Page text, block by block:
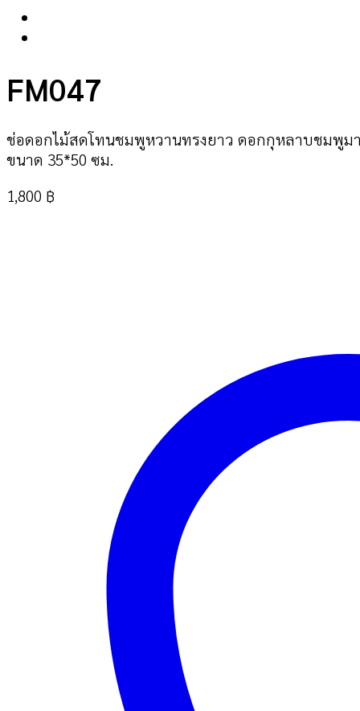
FM047
ช่อดอกไม้สดโทนชมพูหวานทรงยาว ดอกกุหลาบชมพูม
ขนาด 35*50 ซม.
1,800 ฿